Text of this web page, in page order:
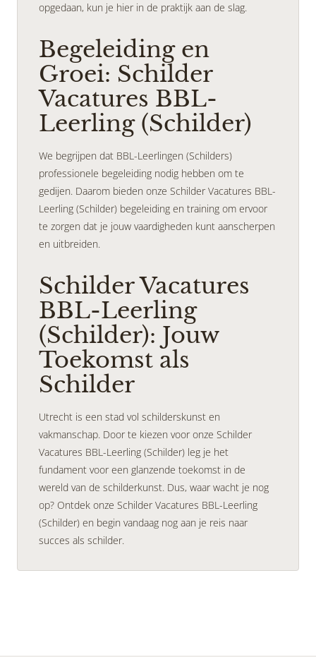
opgedaan, kun je hier in de praktijk aan de slag.
Begeleiding en
Groei: Schilder
Vacatures BBL-
Leerling (Schilder)
We begrijpen dat BBL-Leerlingen (Schilders)
professionele begeleiding nodig hebben om te
gedijen. Daarom bieden onze Schilder Vacatures BBL-
Leerling (Schilder) begeleiding en training om ervoor
te zorgen dat je jouw vaardigheden kunt aanscherpen
en uitbreiden.
Schilder Vacatures
BBL-Leerling
(Schilder): Jouw
Toekomst als
Schilder
Utrecht is een stad vol schilderskunst en
vakmanschap. Door te kiezen voor onze Schilder
Vacatures BBL-Leerling (Schilder) leg je het
fundament voor een glanzende toekomst in de
wereld van de schilderkunst. Dus, waar wacht je nog
op? Ontdek onze Schilder Vacatures BBL-Leerling
(Schilder) en begin vandaag nog aan je reis naar
succes als schilder.